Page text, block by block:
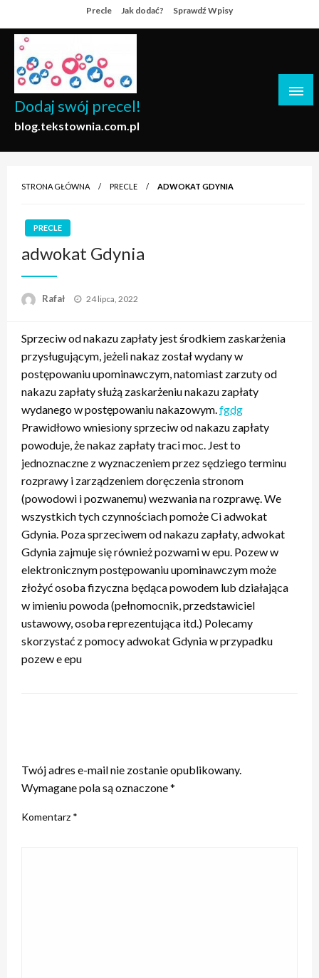
to
content
Precle Jak dodać? Sprawdź Wpisy
Dodaj swój precel!
blog.tekstownia.com.pl
STRONA GŁÓWNA PRECLE ADWOKAT GDYNIA
PRECLE
adwokat Gdynia
Rafał
Opublikowane
24 lipca, 2022
Sprzeciw od nakazu zapłaty jest środkiem zaskarżenia
przysługującym, jeżeli nakaz został wydany w
postępowaniu upominawczym, natomiast zarzuty od
nakazu zapłaty służą zaskarżeniu nakazu zapłaty
wydanego w postępowaniu nakazowym. fgdg
Prawidłowo wniesiony sprzeciw od nakazu zapłaty
powoduje, że nakaz zapłaty traci moc. Jest to
jednoznaczne z wyznaczeniem przez sędziego terminu
rozprawy i zarządzeniem doręczenia stronom
(powodowi i pozwanemu) wezwania na rozprawę. We
wszystkich tych czynnościach pomoże Ci adwokat
Gdynia. Poza sprzeciwem od nakazu zapłaty, adwokat
Gdynia zajmuje się również pozwami w epu. Pozew w
elektronicznym postępowaniu upominawczym może
złożyć osoba fizyczna będąca powodem lub działająca
w imieniu powoda (pełnomocnik, przedstawiciel
ustawowy, osoba reprezentująca itd.) Polecamy
skorzystać z pomocy adwokat Gdynia w przypadku
pozew e epu
Twój adres e-mail nie zostanie opublikowany.
Wymagane pola są oznaczone*
Komentarz *